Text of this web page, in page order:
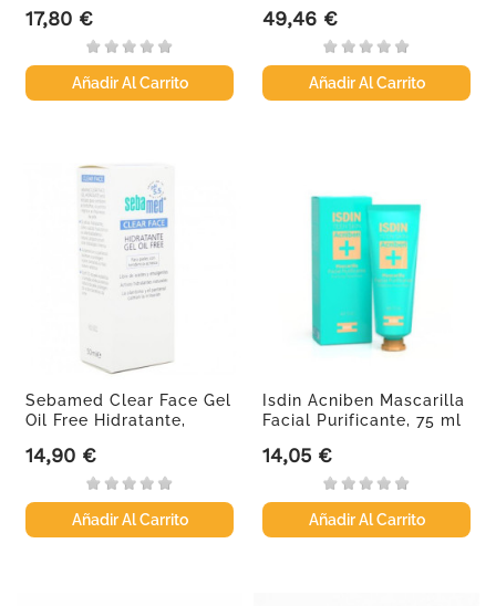
Precio
17,80 €
Añadir Al Carrito
Precio
49,46 €
Añadir Al Carrito
Sebamed Clear Face Gel
Oil Free Hidratante,
Precio
14,90 €
Añadir Al Carrito
Isdin Acniben Mascarilla
Facial Purificante, 75 ml
Precio
14,05 €
Añadir Al Carrito